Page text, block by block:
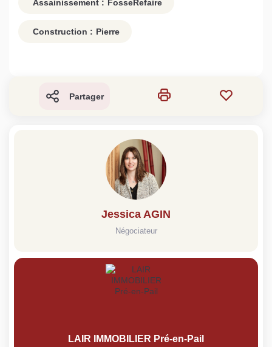
Assainissement : FosseRefaire
Construction : Pierre
Partager
Jessica AGIN
Négociateur
LAIR IMMOBILIER Pré-en-Pail